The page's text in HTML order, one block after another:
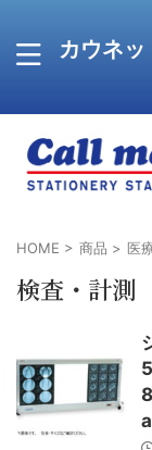
カウネ
HOME > 商品 > 医
検査・計測